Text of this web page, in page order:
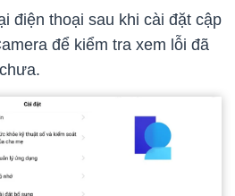
điện thoại sau khi cài đặt cập
để kiểm tra xem lỗi đã